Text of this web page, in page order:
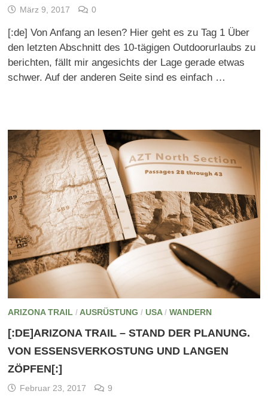
März 9, 2017 0
[:de] Von Anfang an lesen? Hier geht es zu Tag 1 Über
den letzten Abschnitt des 10-tägigen Outdoorurlaubs zu
berichten, fällt mir angesichts der Lage gerade etwas
schwer. Auf der anderen Seite sind es einfach …
ARIZONA TRAIL / AUSRÜSTUNG / USA/ WANDERN
[:DE]ARIZONA TRAIL – STAND DER PLANUNG.
VON ESSENSVERKOSTUNG UND LANGEN
ZÖPFEN[:]
Februar 23, 2017 9